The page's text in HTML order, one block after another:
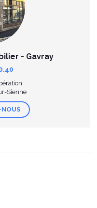
- Gavray
Sienne